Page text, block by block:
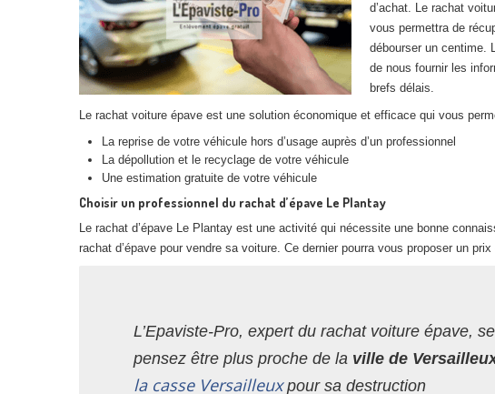
d’achat. Le rachat
vous permettra de
débourser un centime.
de nous fournir les
brefs délais.
Le rachat voiture épave est une solution économique et efficace qui vous
La reprise de votre véhicule hors d’usage auprès d’un professionnel
La dépollution et le recyclage de votre véhicule
Une estimation gratuite de votre véhicule
Choisir un professionnel du rachat d’épave Le Plantay
Le rachat d’épave Le Plantay est une activité qui nécessite une bonne
rachat d’épave pour vendre sa voiture. Ce dernier pourra vous proposer un
L’Epaviste-Pro, expert du rachat voiture épave,
pensez être plus proche de la ville de
la casse Versailleuxpour sa destruction